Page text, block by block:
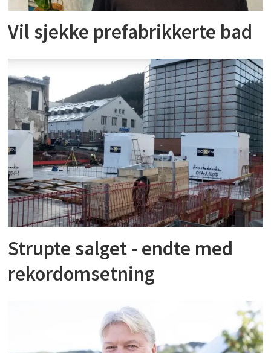
Vil sjekke prefabrikkerte bad
Strupte salget - endte med
rekordomsetning